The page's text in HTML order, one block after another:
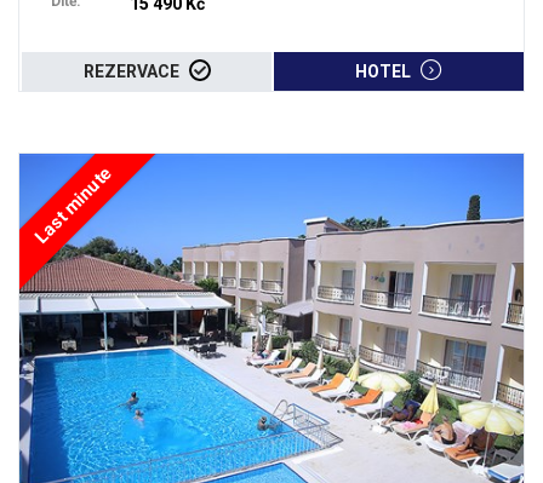
REZERVACE HOTEL
Last minute